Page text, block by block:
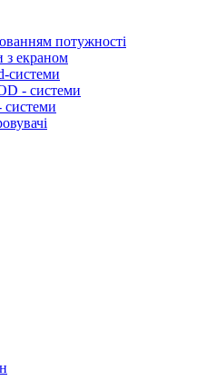
потужності
з екраном
системи
- системи
системи